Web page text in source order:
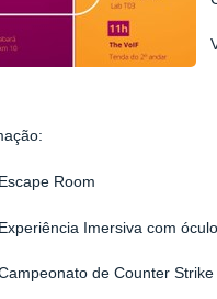
Room
Imersiva com
de Counter Strike